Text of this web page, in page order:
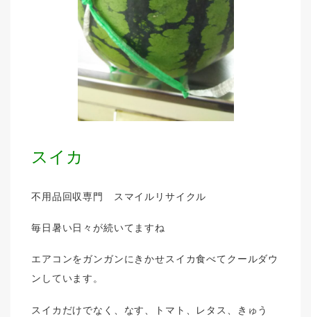
スイカ
不用品回収専門 スマイルリサイクル
毎日暑い日々が続いてますね
エアコンをガンガンにきかせスイカ食べてクールダウ
ンしています。
スイカだけでなく、なす、トマト、レタス、きゅう